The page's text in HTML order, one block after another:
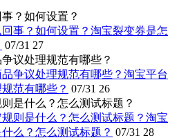
？如何设置？
淘宝裂变券是怎
07/31 27
议处理规范有哪些？
淘宝平台
范有哪些？ 07/31 26
是什么？怎么测试标题？
淘宝
么？怎么测试标题？ 07/31 28